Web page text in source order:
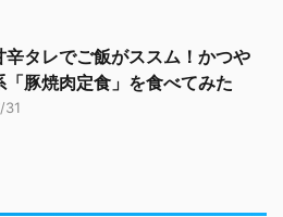
辛タレでご飯がススム！かつや
「豚焼肉定食」を食べてみた
31